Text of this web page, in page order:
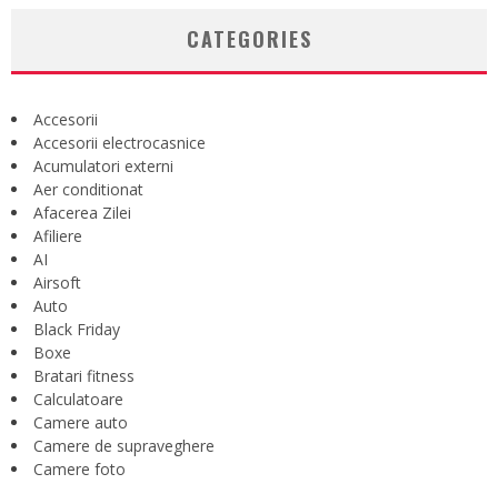
CATEGORIES
Accesorii
Accesorii electrocasnice
Acumulatori externi
Aer conditionat
Afacerea Zilei
Afiliere
AI
Airsoft
Auto
Black Friday
Boxe
Bratari fitness
Calculatoare
Camere auto
Camere de supraveghere
Camere foto